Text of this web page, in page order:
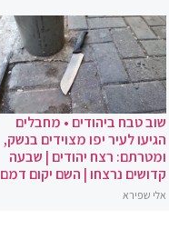
שוב טבח ביהודים • מחבלים
הגיעו לעיר יפו מצוידים בנשק,
ומטרתם: רצח יהודים | שבעה
קדושים נרצחו | השם יקום דמם
אלי שפירא